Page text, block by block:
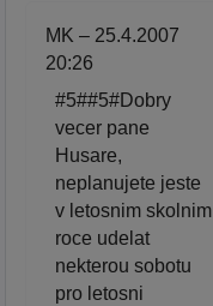
MK – 25.4.2007
20:26
#5##5#Dobry
vecer pane
Husare,
neplanujete jeste
v letosnim skolnim
roce udelat
nekterou sobotu
pro letosni